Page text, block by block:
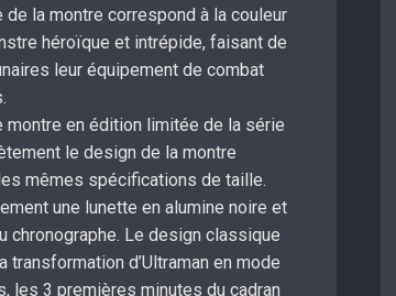
la montre correspond à la couleur
héroïque et intrépide, faisant de
leur équipement de combat
montre en édition limitée de la série
le design de la montre
mêmes spécifications de taille.
une lunette en alumine noire et
chronographe. Le design classique
d’Ultraman en mode
les 3 premières minutes du cadran